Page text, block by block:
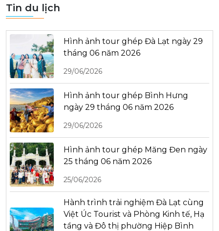
Tin du lịch
Hình ảnh tour ghép Đà Lạt ngày 29
tháng 06 năm 2026
29/06/2026
Hình ảnh tour ghép Bình Hưng
ngày 29 tháng 06 năm 2026
29/06/2026
Hình ảnh tour ghép Măng Đen ngày
25 tháng 06 năm 2026
25/06/2026
Hành trình trải nghiệm Đà Lạt cùng
Việt Úc Tourist và Phòng Kinh tế, Hạ
tầng và Đô thị phường Hiệp Bình